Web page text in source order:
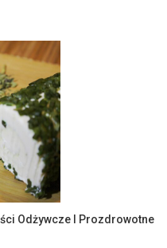
Odżywcze I Prozdrowotne